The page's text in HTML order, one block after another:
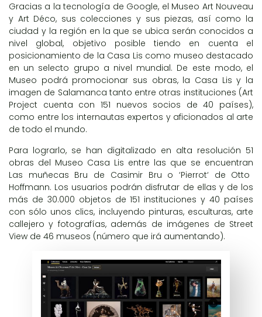
Gracias a la tecnología de Google, el Museo Art Nouveau
y Art Déco, sus colecciones y sus piezas, así como la
ciudad y la región en la que se ubica serán conocidos a
nivel global, objetivo posible tiendo en cuenta el
posicionamiento de la Casa Lis como museo destacado
en un selecto grupo a nivel mundial. De este modo, el
Museo podrá promocionar sus obras, la Casa Lis y la
imagen de Salamanca tanto entre otras instituciones (Art
Project cuenta con 151 nuevos socios de40 países),
como entre los internautas expertos y aficionados al arte
de todo el mundo.
Para lograrlo, se han digitalizado en alta resolución 51
obras del Museo Casa Lis entre las que se encuentran
Las muñecas Bru de Casimir Bru o ‘Pierrot‘ de Otto
Hoffmann. Los usuarios podrán disfrutar de ellas y de los
más de 30.000 objetos de151 instituciones y40 países
con sólo unos clics, incluyendo pinturas, esculturas, arte
callejero y fotografías, además de imágenes de Street
View de 46 museos (número que irá aumentando).